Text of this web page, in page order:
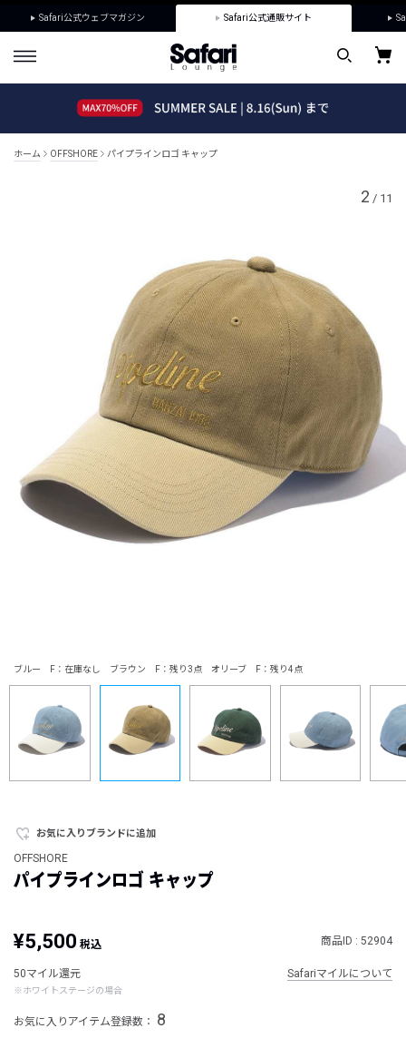
Safari公式ウェブマガジン Safari公式通販サイト
ホーム OFFSHORE パイプラインロゴ キャップ
ブルー F：在庫なし ブラウン F：残り3点 オリーブ F：残り4点
2 / 11
お気に入りブランドに追加
OFFSHORE
パイプラインロゴ キャップ
¥5,500 税込 商品ID : 52904
50マイル還元
※ホワイトステージの場合
Safariマイルについて
お気に入りアイテム登録数： 8